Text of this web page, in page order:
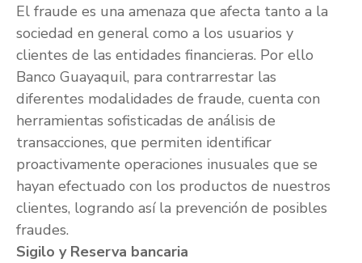
El fraude es una amenaza que afecta tanto a la
sociedad en general como a los usuarios y
clientes de las entidades financieras. Por ello
Banco Guayaquil, para contrarrestar las
diferentes modalidades de fraude, cuenta con
herramientas sofisticadas de análisis de
transacciones, que permiten identificar
proactivamente operaciones inusuales que se
hayan efectuado con los productos de nuestros
clientes, logrando así la prevención de posibles
fraudes.
Sigilo y Reserva bancaria